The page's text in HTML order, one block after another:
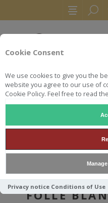
Cookie Consent
We use cookies to give you the
website you agree to our use of
Cookie Policy. Feel free to read
Privacy notice Conditions of Use
DOMAINE DE
DOMAINE
FOLLE